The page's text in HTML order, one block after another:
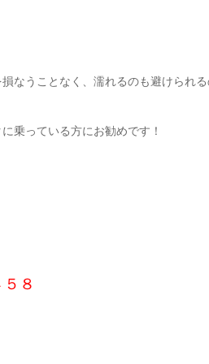
なうことなく、濡れるのも避けられ
乗っている方にお勧めです！
８